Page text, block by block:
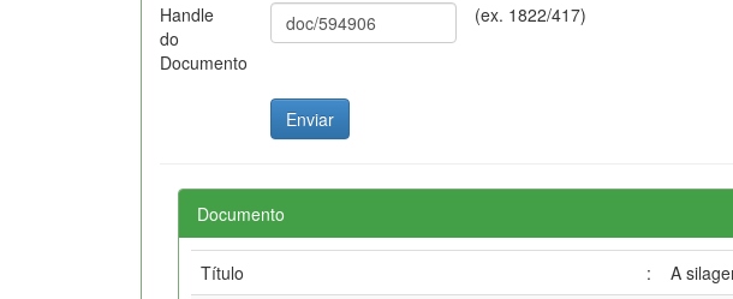
Handle
do
Documento
(ex. 1822/417)
Documento
Título :
A